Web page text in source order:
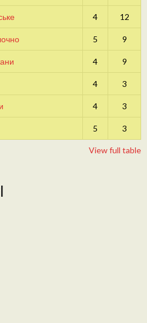
4 12
5 9
4 9
4 3
4 3
5 3
View full table